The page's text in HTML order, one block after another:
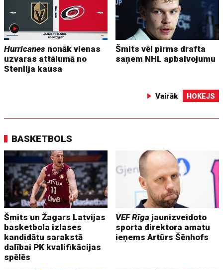
Hurricanes nonāk vienas
uzvaras attālumā no
Stenlija kausa
Šmits vēl pirms drafta
saņem NHL apbalvojumu
Vairāk HOKEJS
BASKETBOLS
Šmits un Žagars Latvijas
basketbola izlases
kandidātu sarakstā
dalībai PK kvalifikācijas
spēlēs
VEF Rīga jaunizveidoto
sporta direktora amatu
ieņems Artūrs Šēnhofs